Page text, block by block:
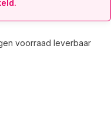
hematiet set
voorraad leverbaar